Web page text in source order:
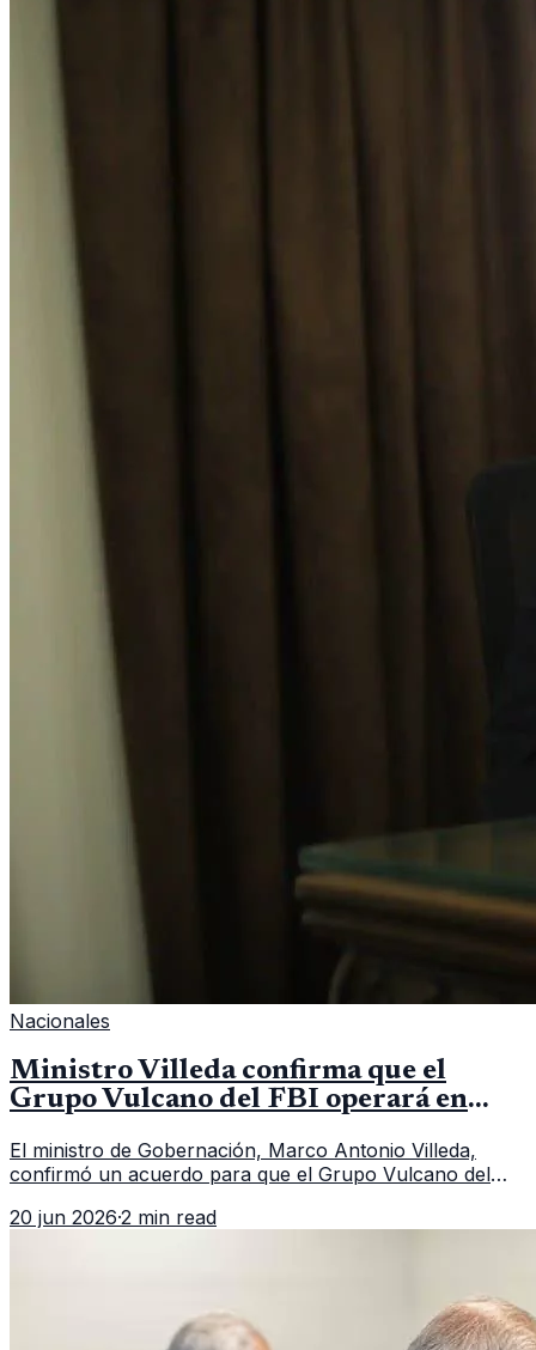
Nacionales
Ministro Villeda confirma que el
Grupo Vulcano del FBI operará en
El ministro de Gobernación, Marco Antonio Villeda,
confirmó un acuerdo para que el Grupo Vulcano del
fallido con la administración anterior del Ministerio
20 jun 2026·2 min read